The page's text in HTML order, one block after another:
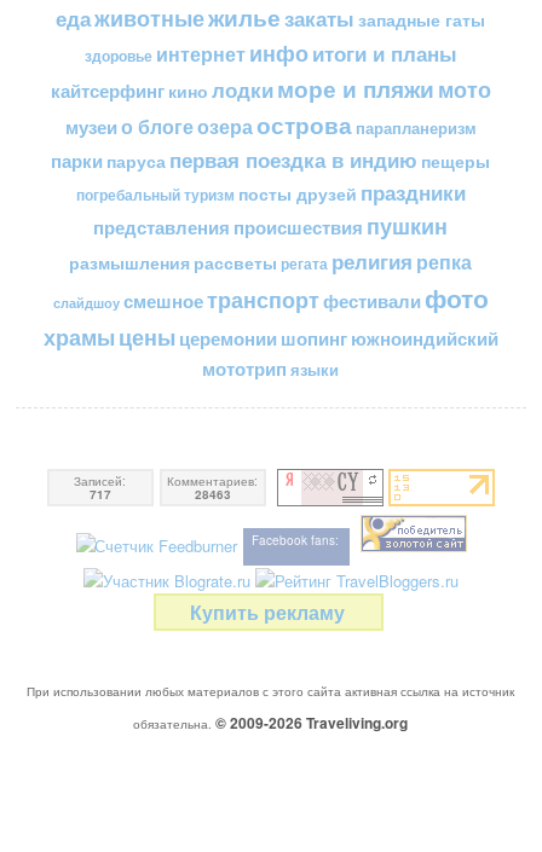
едаживотныежильезакаты западные гаты
здоровье интернетинфоитоги и планы
кайтсерфинг кино лодкиморе и пляжимото
музеи о блогеозераострова парапланеризм
парки паруса первая поездка в индию пещеры
погребальный туризм посты друзей праздники
представления происшествия пушкин
размышления рассветы регата религия репка
слайдшоу смешноетранспортфестивали фото
храмы цены церемонии шопингюжноиндийский
мототрип языки
Записей:
717
Комментариев:
28463
Facebook fans:
Купить рекламу
При использовании любых материалов с этого сайта активная ссылка на источник
обязательна. © 2009-2026Traveliving.org